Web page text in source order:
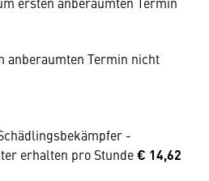
anberaumten Termin nicht
-
erhalten pro Stunde€ 14,62